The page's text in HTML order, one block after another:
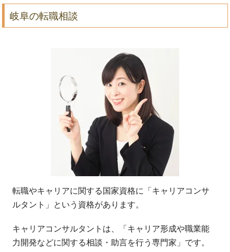
岐阜の転職相談
転職やキャリアに関する国家資格に「キャリアコンサ
ルタント」という資格があります。
キャリアコンサルタントは、「キャリア形成や職業能
力開発などに関する相談・助言を行う専門家」です。